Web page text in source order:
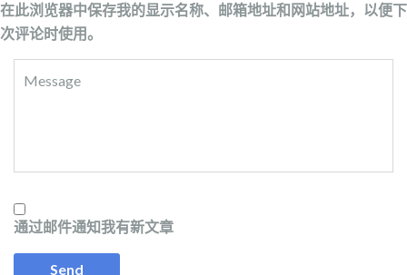
在此浏览器中保存我的显示名称、邮箱地址和网站地址，以便下
次评论时使用。
通过邮件通知我有新文章